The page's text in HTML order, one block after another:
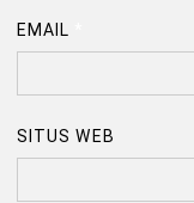
EMAIL
SITUS WEB